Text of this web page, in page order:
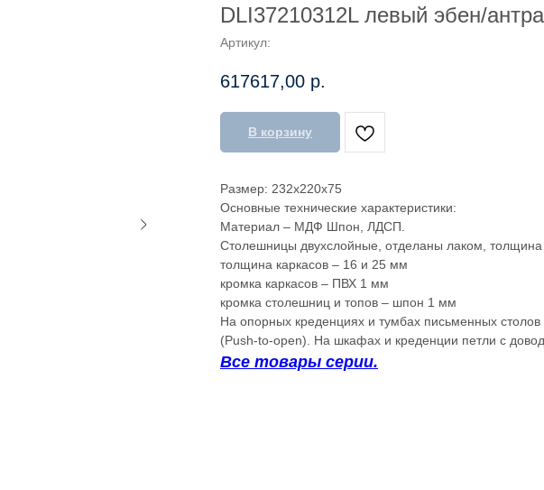
DLI37210312L левый эбен/
Артикул:
617617,00 р.
В корзину
Размер: 232x220x75
Основные технические характеристики:
Материал – МДФ Шпон, ЛДСП.
Столешницы двухслойные, отделаны лаком,
толщина каркасов – 16 и 25 мм
кромка каркасов – ПВХ 1 мм
кромка столешниц и топов – шпон 1 мм
На опорных креденциях и тумбах письменных
(Push-to-open). На шкафах и креденции петли с
Все товары серии.